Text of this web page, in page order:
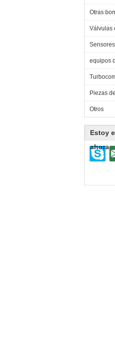
Otras
Válvulas
equipos
Piezas
Otros
Estoy
ahora